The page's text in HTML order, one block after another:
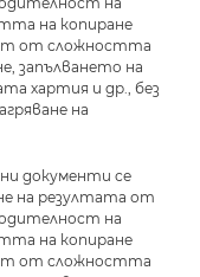
на копиране
от сложността
запълването на
хартия и др., без
на
документи се
на резултата от
на
на копиране
от сложността